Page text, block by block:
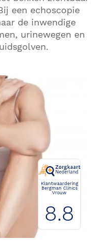
een echoscopie
de inwendige
urinewegen en
Klantwaardering
Bergman Clinics
Vrouw
8.8